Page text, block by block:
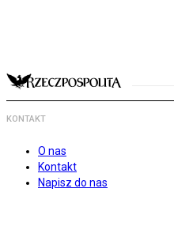
KONTAKT
O nas
Kontakt
Napisz do nas